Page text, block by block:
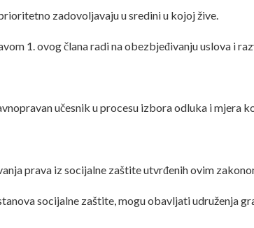
zadovoljavaju u sredini u kojoj žive.
1. ovog člana radi na obezbjeđivanju uslova i
učesnik u procesu izbora odluka i mjera
prava iz socijalne zaštite utvrđenih ovim
socijalne zaštite, mogu obavljati udruženja